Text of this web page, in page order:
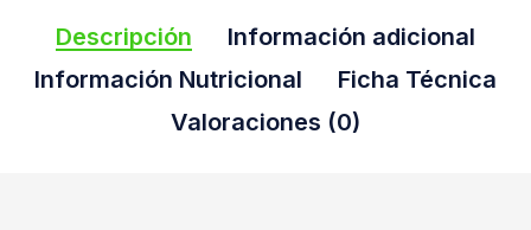
Descripción
Información adicional
Información Nutricional
Ficha Técnica
Valoraciones (0)